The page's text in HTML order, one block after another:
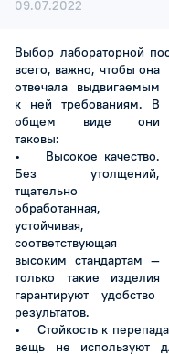
09.07.2022
Выбор лабораторной
всего, важно, чтобы она
отвечала выдвигаемым
к ней требованиям. В
общем виде они
таковы:
• Высокое качество.
Без утолщений,
тщательно
обработанная,
устойчивая,
соответствующая
высоким стандартам —
только такие изделия
гарантируют
результатов.
• Стойкость к
вещь не используют